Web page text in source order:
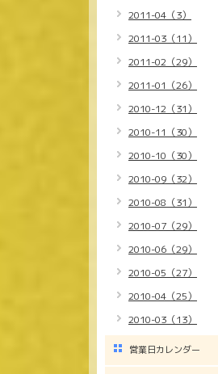
2011-04（3）
2011-03（11）
2011-02（29）
2011-01（26）
2010-12（31）
2010-11（30）
2010-10（30）
2010-09（32）
2010-08（31）
2010-07（29）
2010-06（29）
2010-05（27）
2010-04（25）
2010-03（13）
営業日カレンダー